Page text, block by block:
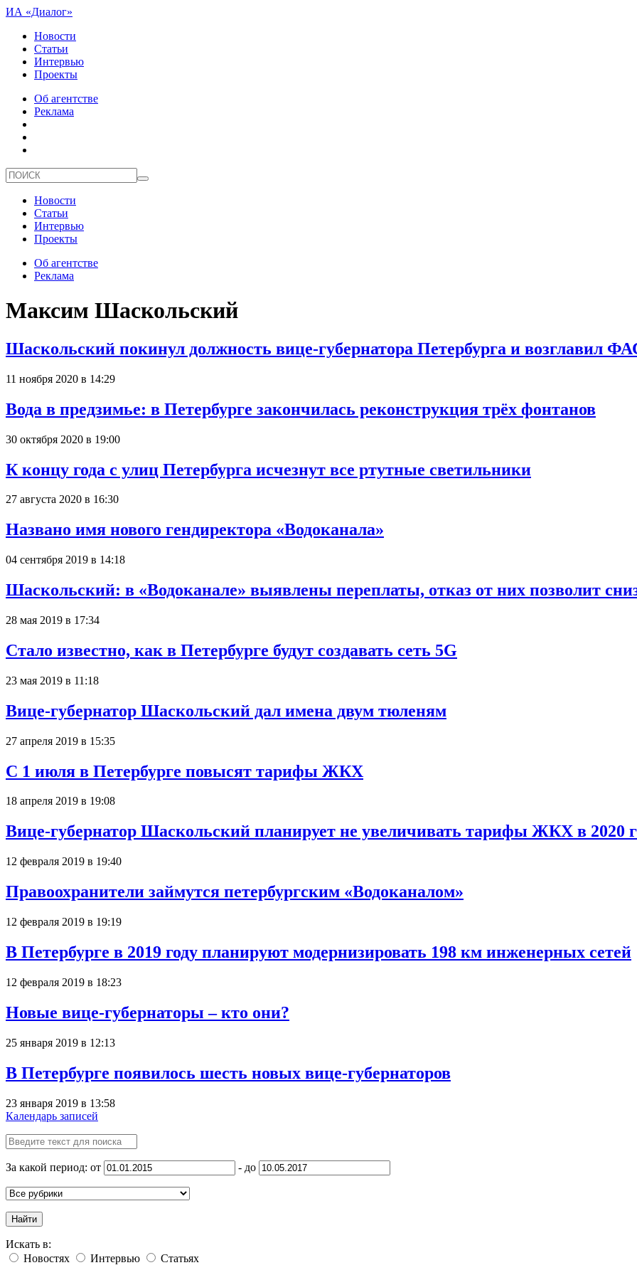
ИА «Диалог»
Новости
Статьи
Интервью
Проекты
Об агентстве
Реклама
Новости
Статьи
Интервью
Проекты
Об агентстве
Реклама
Максим Шаскольский
Шаскольский покинул должность вице-губернатора Петербурга и возглавил
11 ноября 2020 в 14:29
Вода в предзимье: в Петербурге закончилась реконструкция трёх фонтанов
30 октября 2020 в 19:00
К концу года с улиц Петербурга исчезнут все ртутные светильники
27 августа 2020 в 16:30
Названо имя нового гендиректора «Водоканала»
04 сентября 2019 в 14:18
Шаскольский: в «Водоканале» выявлены переплаты, отказ от них позволит
28 мая 2019 в 17:34
Стало известно, как в Петербурге будут создавать сеть 5G
23 мая 2019 в 11:18
Вице-губернатор Шаскольский дал имена двум тюленям
27 апреля 2019 в 15:35
С 1 июля в Петербурге повысят тарифы ЖКХ
18 апреля 2019 в 19:08
Вице-губернатор Шаскольский планирует не увеличивать тарифы ЖКХ в 2020
12 февраля 2019 в 19:40
Правоохранители займутся петербургским «Водоканалом»
12 февраля 2019 в 19:19
В Петербурге в 2019 году планируют модернизировать 198 км инженерных сетей
12 февраля 2019 в 18:23
Новые вице-губернаторы – кто они?
25 января 2019 в 12:13
В Петербурге появилось шесть новых вице-губернаторов
23 января 2019 в 13:58
Календарь записей
За какой период: от - до
Найти
Искать в:
Новостях
Интервью Статьях